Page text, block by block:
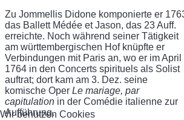
Zu Jommellis Didone komponierte er
das Ballett Médée et Jason, das 23 Auff.
erreichte. Noch während seiner Tätigkeit
am württembergischen Hof knüpfte er
Verbindungen mit Paris an, wo er im April
1764 in den Concerts spirituels als Solist
auftrat; dort kam am 3. Dez. seine
komische Oper Le mariage, par
capitulation in der Comédie italienne zur
Aufführung.
Wir benutzen Cookies